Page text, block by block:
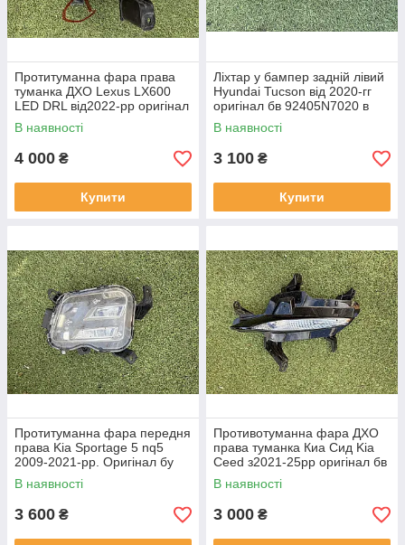
Протитуманна фара права
туманка ДХО Lexus LX600
LED DRL від2022-рр оригінал
бв відсутнє одно кріплення
В наявності
4 000 ₴
Купити
Ліхтар у бампер задній лівий
Hyundai Tucson від 2020-гг
оригінал бв 92405N7020 в
нормальному стані
В наявності
3 100 ₴
Купити
Протитуманна фара передня
права Kia Sportage 5 nq5
2009-2021-рр. Оригінал бу
92202R2000 проклеєна
тріщина скла в непомітному
місці
В наявності
3 600 ₴
Противотуманна фара ДХО
права туманка Киа Сид Kia
Ceed з2021-25рр оригінал бв
92207J7500 ціла
В наявності
3 000 ₴